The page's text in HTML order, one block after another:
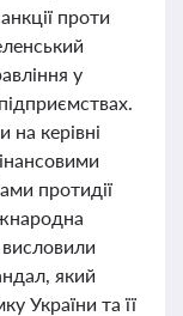
проти
у
керівні
протидії
який
України та її